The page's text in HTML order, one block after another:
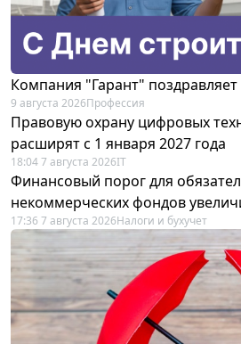
Компания "Гарант"
9 августа 2026Профессия
Правовую охрану цифровых
расширят с 1 января 2027 года
18:04 7 августа 2026IT
Финансовый порог для
некоммерческих фондов
17:36 7 августа 2026Налоги и бухучет